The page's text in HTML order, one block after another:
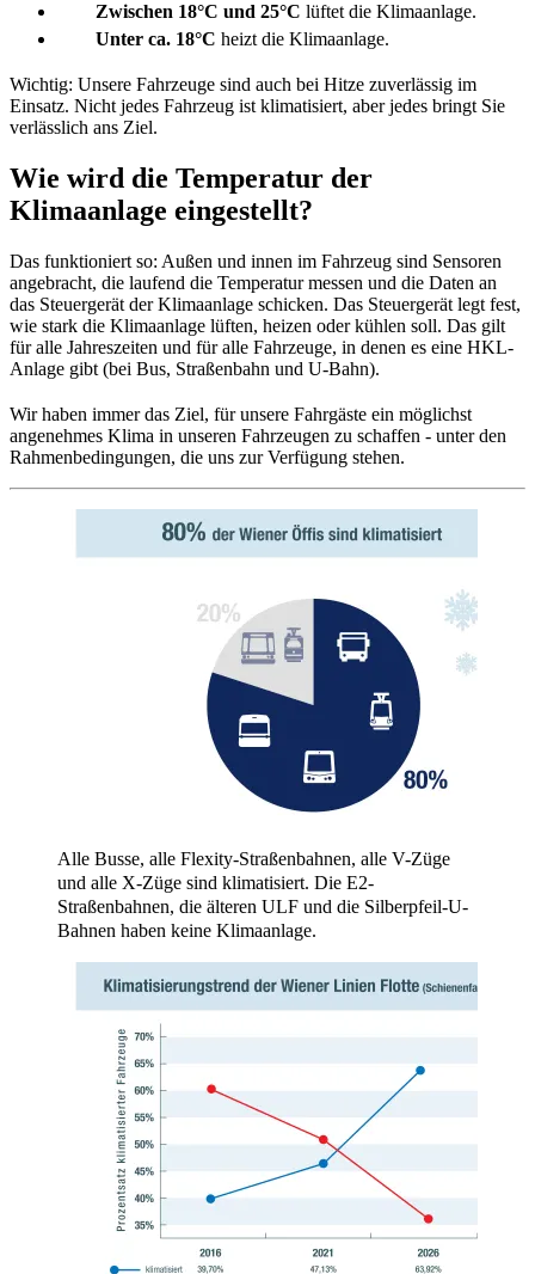
Zwischen 18°C und 25°C lüftet die Klimaanlage.
Unter ca. 18°C heizt die Klimaanlage.
Wichtig: Unsere Fahrzeuge sind auch bei Hitze zuverlässig im
Einsatz. Nicht jedes Fahrzeug ist klimatisiert, aber jedes bringt Sie
verlässlich ans Ziel.
Wie wird die Temperatur der
Klimaanlage eingestellt?
Das funktioniert so: Außen und innen im Fahrzeug sind Sensoren
angebracht, die laufend die Temperatur messen und die Daten an
das Steuergerät der Klimaanlage schicken. Das Steuergerät legt fest,
wie stark die Klimaanlage lüften, heizen oder kühlen soll. Das gilt
für alle Jahreszeiten und für alle Fahrzeuge, in denen es eine HKL-
Anlage gibt (bei Bus, Straßenbahn und U-Bahn).
Wir haben immer das Ziel, für unsere Fahrgäste ein möglichst
angenehmes Klima in unseren Fahrzeugen zu schaffen - unter den
Rahmenbedingungen, die uns zur Verfügung stehen.
Alle Busse, alle Flexity-Straßenbahnen, alle V-Züge
und alle X-Züge sind klimatisiert. Die E2-
Straßenbahnen, die älteren ULF und die Silberpfeil-U-
Bahnen haben keine Klimaanlage.